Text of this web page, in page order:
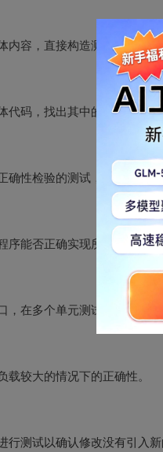
容，直接构造测试样例并通
码，找出其中的bug或可能
性检验的测试，通常情况下
能否正确实现所有要求的功
在多个单元测试的基础上进
较大的情况下的正确性。
测试以确认修改没有引入新